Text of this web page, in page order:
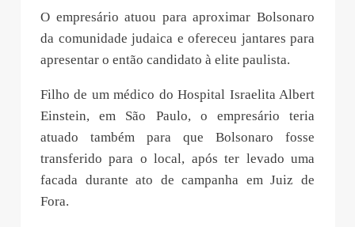
O empresário atuou para aproximar Bolsonaro
da comunidade judaica e ofereceu jantares para
apresentar o então candidato à elite paulista.
Filho de um médico do Hospital Israelita Albert
Einstein, em São Paulo, o empresário teria
atuado também para que Bolsonaro fosse
transferido para o local, após ter levado uma
facada durante ato de campanha em Juiz de
Fora.